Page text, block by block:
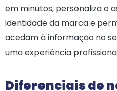
em minutos, personaliza o
identidade da marca e
acedam à informação no
uma experiência
Diferenciais de